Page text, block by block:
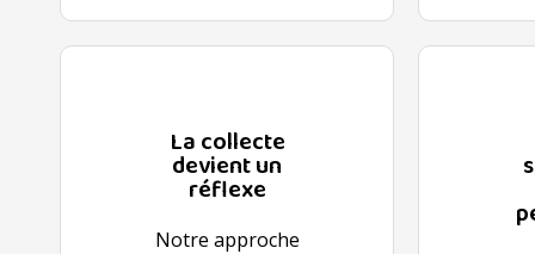
La collecte
devient un
réflexe
Notre approche